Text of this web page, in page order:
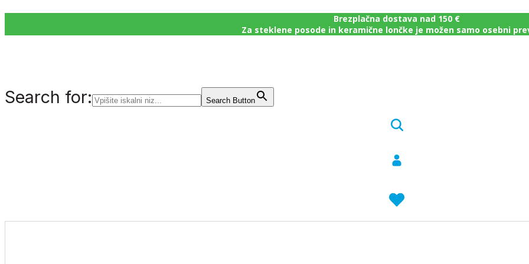
Brezplačna dostava nad 150 €
Za steklene posode in keramične lončke je možen samo osebni
Search for: Search Button